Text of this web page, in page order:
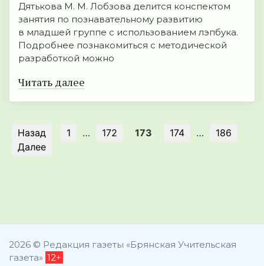
Дятькова М. М. Лобзова делится конспектом
занятия по познавательному развитию
в младшей группе с использованием лэпбука.
Подробнее познакомиться с методической
разработкой можно
Читать далее
Назад 1 … 172 173 174 …
186
Далее
2026 © Редакция газеты «Брянская Учительская
газета» 12+